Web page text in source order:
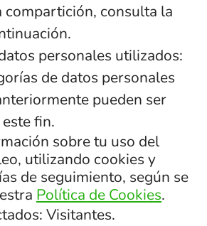
compartición, consulta la
personales utilizados:
de datos personales
pueden ser
fin.
sobre tu uso del
utilizando cookies y
de seguimiento, según se
Política de Cookies.
Visitantes.